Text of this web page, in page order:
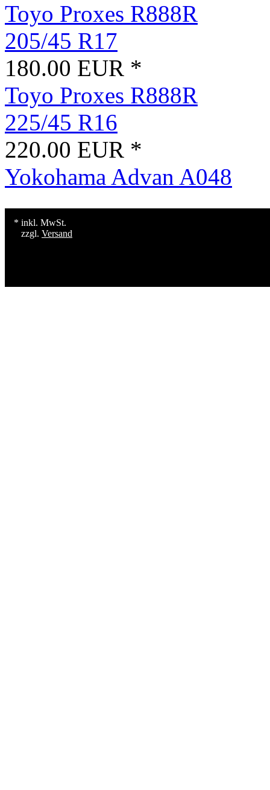
Toyo Proxes R888R
205/45 R17
180.00 EUR *
Toyo Proxes R888R
225/45 R16
220.00 EUR *
Yokohama Advan A048
* inkl. MwSt.
zzgl. Versand